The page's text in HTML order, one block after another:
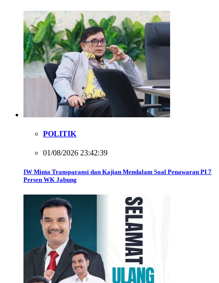
POLITIK
01/08/2026 23:42:39
IW Minta Transparansi dan Kajian Mendalam Soal Penawaran PI 7
Persen WK Jabung